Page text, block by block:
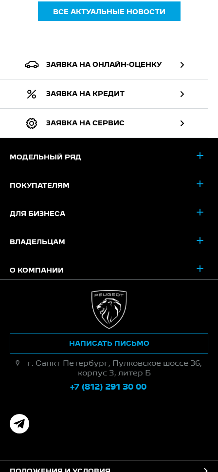
ВСЕ АКТУАЛЬНЫЕ НОВОСТИ
ЗАЯВКА НА ОНЛАЙН-ОЦЕНКУ
ЗАЯВКА НА КРЕДИТ
ЗАЯВКА НА СЕРВИС
МОДЕЛЬНЫЙ РЯД
ПОКУПАТЕЛЯМ
ДЛЯ БИЗНЕСА
ВЛАДЕЛЬЦАМ
О КОМПАНИИ
г. Санкт-Петербург, Пулковское шоссе 36,
корпус 3, литер Б
+7 (812) 291 30 00
НАПИСАТЬ ПИСЬМО